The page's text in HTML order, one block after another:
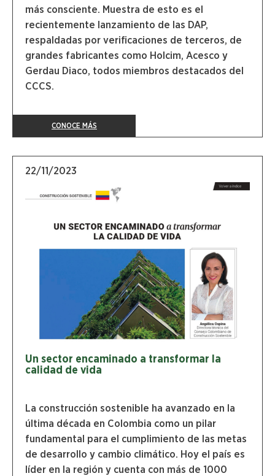
más consciente. Muestra de esto es el
recientemente lanzamiento de las DAP,
respaldadas por verificaciones de terceros, de
grandes fabricantes como Holcim, Acesco y
Gerdau Diaco, todos miembros destacados del
CCCS.
CONOCE MÁS
22/11/2023
Un sector encaminado a transformar la
calidad de vida
La construcción sostenible ha avanzado en la
última década en Colombia como un pilar
fundamental para el cumplimiento de las metas
de desarrollo y cambio climático. Hoy el país es
líder en la región y cuenta con más de 1000